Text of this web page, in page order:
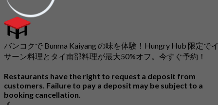
バンコクで Bunma Kaiyang の味を体験！Hungry Hub 限定で
サーン料理とタイ南部料理が最大50%オフ。今すぐ予約！
Restaurants have the right to request a deposit from
customers. Failure to pay a deposit may be subject to a
booking cancellation.